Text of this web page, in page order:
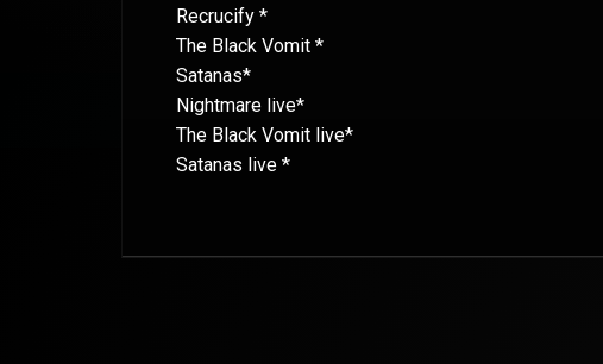
Recrucify *
The Black Vomit *
Satanas*
Nightmare live*
The Black Vomit live*
Satanas live *